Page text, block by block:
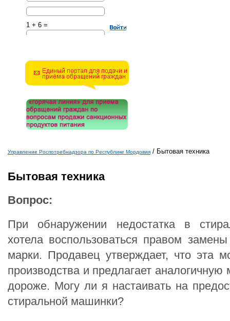
1 + 6 =
Управление Роспотребнадзора по Республике Мордовия / Бытовая техника
Бытовая техника
Вопрос:
При обнаружении недостатка в
хотела воспользоваться правом
марки. Продавец утверждает, что эта
производства и предлагает
дороже. Могу ли я настаивать на
стиральной машинки?